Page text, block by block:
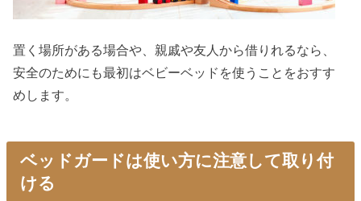
置く場所がある場合や、親戚や友人から借りれるなら、
安全のためにも最初はベビーベッドを使うことをおすす
めします。
ベッドガードは使い方に注意して取り付
ける